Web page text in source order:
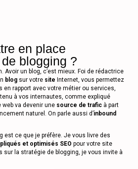
en place
blogging ?
Avoir un blog, c’est mieux. Foi de rédactrice
blog sur votre site Internet, vous permettez
en rapport avec votre métier ou services,
à vos internautes, comme expliqué
va devenir une source de trafic à part
naturel. On parle aussi d’inbound
est ce que je préfère. Je vous livre des
et optimisés SEO pour votre site
sur la stratégie de blogging, je vous invite à